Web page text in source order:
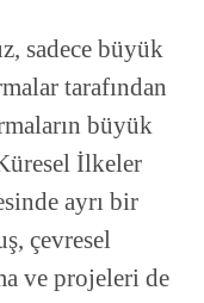
sadece büyük
tarafından
büyük
İlkeler
ayrı bir
çevresel
ve projeleri de